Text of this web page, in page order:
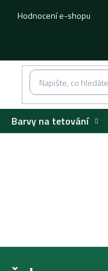
Hodnocení e-shopu
Barvy na tetování